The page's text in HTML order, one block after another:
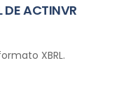
DE ACTINVR
XBRL.